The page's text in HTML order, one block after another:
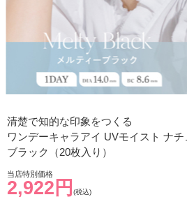
清楚で知的な印象をつくる
ワンデーキャラアイ UVモイスト ナ
ブラック（20枚入り）
当店特別価格
2,922円 (税込)